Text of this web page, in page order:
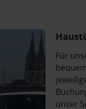
Für
unser